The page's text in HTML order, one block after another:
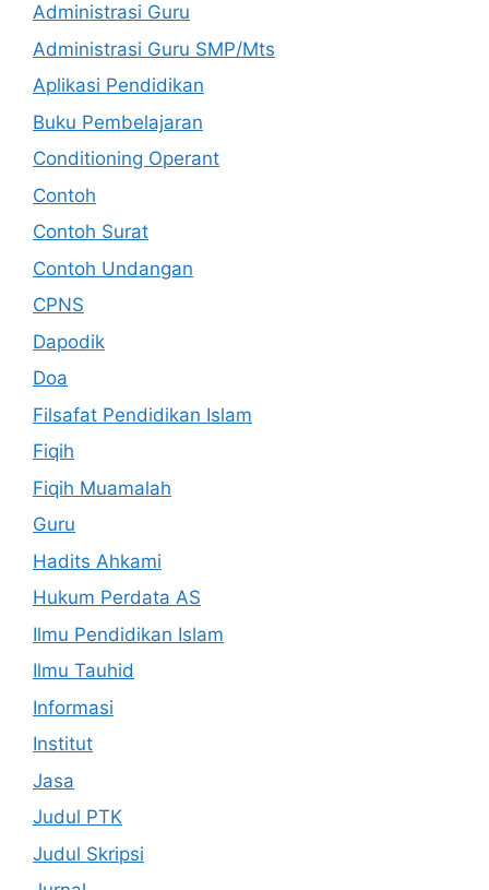
Administrasi Guru
Administrasi Guru SMP/Mts
Aplikasi Pendidikan
Buku Pembelajaran
Conditioning Operant
Contoh
Contoh Surat
Contoh Undangan
CPNS
Dapodik
Doa
Filsafat Pendidikan Islam
Fiqih
Fiqih Muamalah
Guru
Hadits Ahkami
Hukum Perdata AS
Ilmu Pendidikan Islam
Ilmu Tauhid
Informasi
Institut
Jasa
Judul PTK
Judul Skripsi